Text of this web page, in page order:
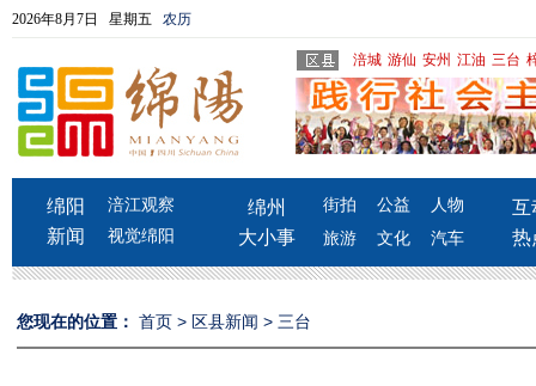
2026年8月7日 星期五 农历
涪城 游仙 安州 江油 三台
绵阳
新闻
涪江观察
视觉绵阳
绵州
大小事
街拍 公益
人物
旅游
文化 汽车
互
热
您现在的位置： 首页 > 区县新闻 > 三台